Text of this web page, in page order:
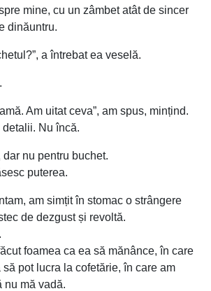
mine, cu un zâmbet atât de sincer
dinăuntru.
a întrebat ea veselă.
Am uitat ceva”, am spus, mințind.
detalii. Nu încă.
nu pentru buchet.
puterea.
am simțit în stomac o strângere
de dezgust și revoltă.
foamea ca ea să mănânce, în care
pot lucra la cofetărie, în care am
nu mă vadă.